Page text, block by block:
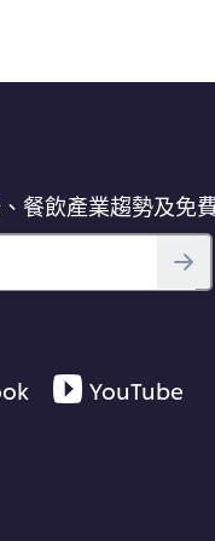
餐飲產業趨勢及免
YouTube